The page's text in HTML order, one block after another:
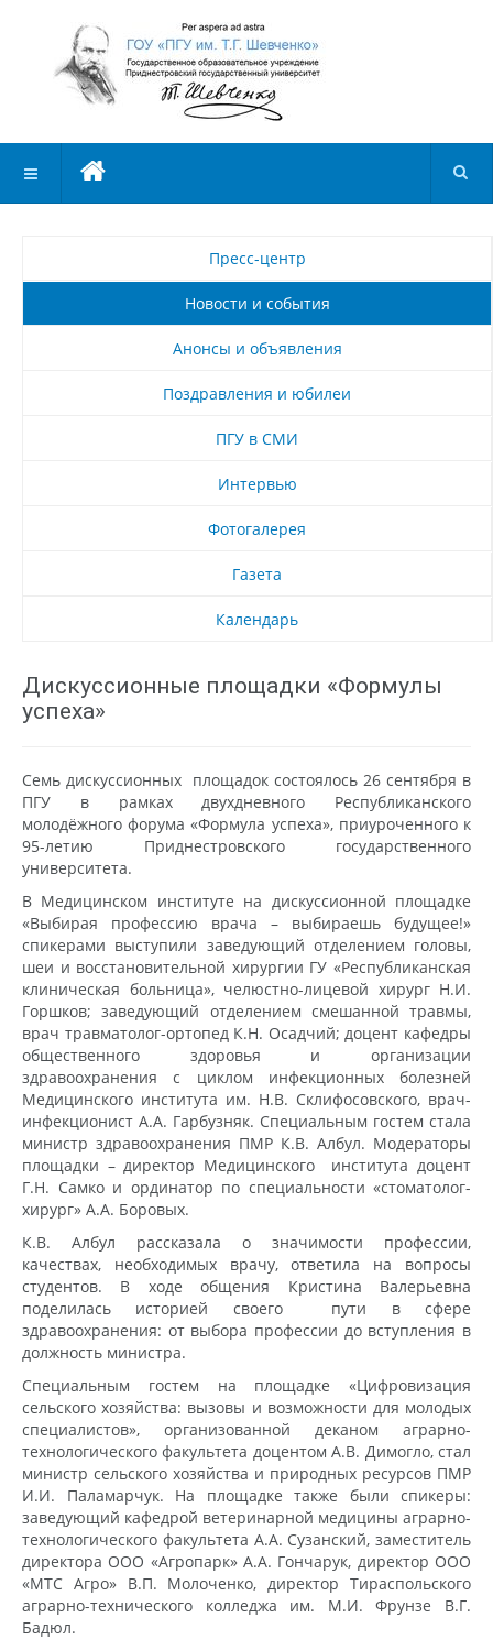
Пресс-центр
Новости и события
Анонсы и объявления
Поздравления и юбилеи
ПГУ в СМИ
Интервью
Фотогалерея
Газета
Календарь
Дискуссионные площадки «Формулы
успеха»
Семь дискуссионных площадок состоялось 26 сентября в
ПГУ в рамках двухдневного Республиканского
молодёжного форума «Формула успеха», приуроченного к
95-летию Приднестровского государственного
университета.
В Медицинском институте на дискуссионной площадке
«Выбирая профессию врача – выбираешь будущее!»
спикерами выступили заведующий отделением головы,
шеи и восстановительной хирургии ГУ «Республиканская
клиническая больница», челюстно-лицевой хирург Н.И.
Горшков; заведующий отделением смешанной травмы,
врач травматолог-ортопед К.Н. Осадчий; доцент кафедры
общественного здоровья и организации
здравоохранения с циклом инфекционных болезней
Медицинского института им. Н.В. Склифосовского, врач-
инфекционист А.А. Гарбузняк. Специальным гостем стала
министр здравоохранения ПМР К.В. Албул. Модераторы
площадки – директор Медицинского института доцент
Г.Н. Самко и ординатор по специальности «стоматолог-
хирург» А.А. Боровых.
К.В. Албул рассказала о значимости профессии,
качествах, необходимых врачу, ответила на вопросы
студентов. В ходе общения Кристина Валерьевна
поделилась историей своего пути в сфере
здравоохранения: от выбора профессии до вступления в
должность министра.
Специальным гостем на площадке «Цифровизация
сельского хозяйства: вызовы и возможности для молодых
специалистов», организованной деканом аграрно-
технологического факультета доцентом А.В. Димогло, стал
министр сельского хозяйства и природных ресурсов ПМР
И.И. Паламарчук. На площадке также были спикеры:
заведующий кафедрой ветеринарной медицины аграрно-
технологического факультета А.А. Сузанский, заместитель
директора ООО «Агропарк» А.А. Гончарук, директор ООО
«МТС Агро» В.П. Молоченко, директор Тираспольского
аграрно-технического колледжа им. М.И. Фрунзе В.Г.
Бадюл.